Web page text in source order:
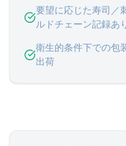
要望に応じた寿司／
ルドチェーン記録あ
衛生的条件下での包
出荷